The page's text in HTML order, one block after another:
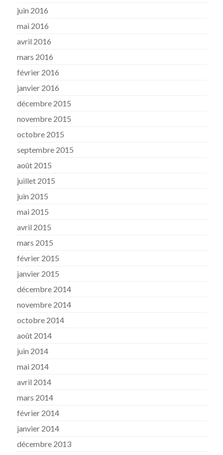
juin 2016
mai 2016
avril 2016
mars 2016
février 2016
janvier 2016
décembre 2015
novembre 2015
octobre 2015
septembre 2015
août 2015
juillet 2015
juin 2015
mai 2015
avril 2015
mars 2015
février 2015
janvier 2015
décembre 2014
novembre 2014
octobre 2014
août 2014
juin 2014
mai 2014
avril 2014
mars 2014
février 2014
janvier 2014
décembre 2013